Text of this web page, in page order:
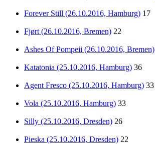
Forever Still (26.10.2016, Hamburg) 17
Fjørt (26.10.2016, Bremen) 22
Ashes Of Pompeii (26.10.2016, Bremen)
Katatonia (25.10.2016, Hamburg) 36
Agent Fresco (25.10.2016, Hamburg) 33
Vola (25.10.2016, Hamburg) 33
Silly (25.10.2016, Dresden) 26
Pieska (25.10.2016, Dresden) 22